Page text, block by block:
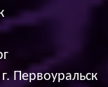
Первоуральск